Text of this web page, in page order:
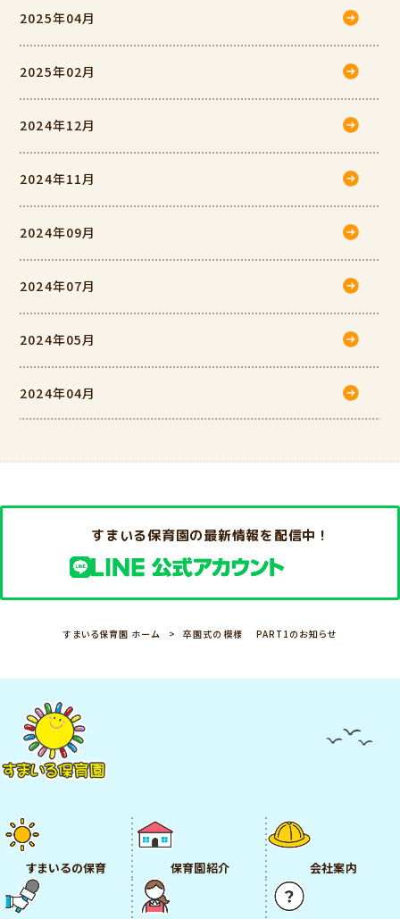
2025年04月
2025年02月
2024年12月
2024年11月
2024年09月
2024年07月
2024年05月
2024年04月
すまいる保育園の最新情報を配信中！
すまいる保育園 ホーム 卒園式の模様 PART1のお知らせ
すまいるの保育 保育園紹介 会社案内